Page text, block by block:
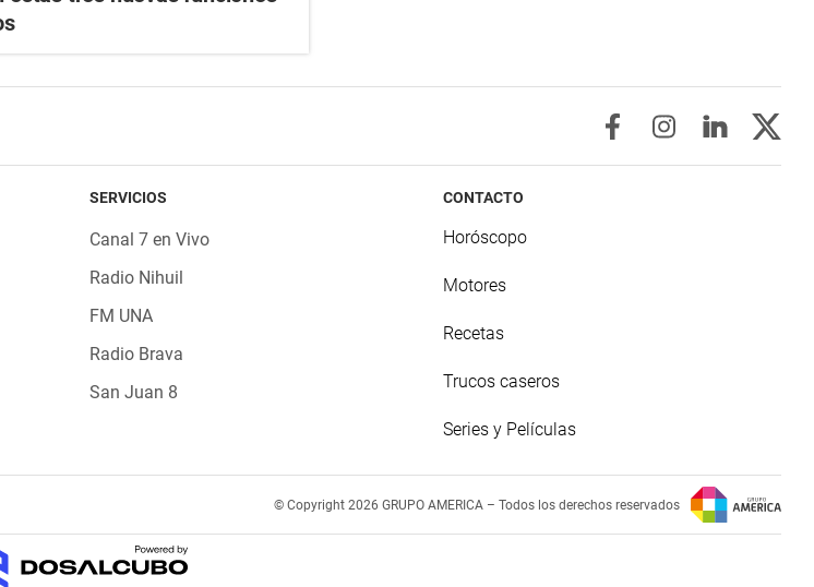
SERVICIOS
Canal 7 en Vivo
Radio Nihuil
FM UNA
Radio Brava
San Juan 8
CONTACTO
Horóscopo
Motores
Recetas
Trucos caseros
Series y Películas
© Copyright 2026 GRUPO AMERICA – Todos los derechos reservados